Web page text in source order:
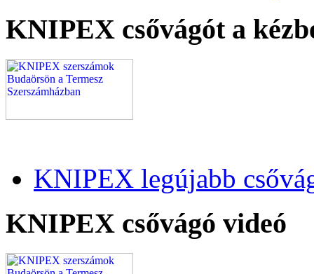
KNIPEX csővágót a
KNIPEX legújabb
KNIPEX csővágó videó